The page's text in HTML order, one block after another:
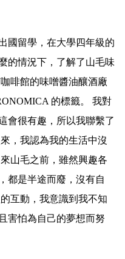
國留學，在大學四年級的
的情況下，了解了山毛味
啡館的味噌醬油釀酒廠
的標籤。 我對
會很有趣，所以我聯繫了
，我認為我的生活中沒
山毛之前，雖然興趣各
都是半途而廢，沒有自
互動，我意識到我不知
害怕為自己的夢想而努